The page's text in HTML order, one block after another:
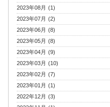
2023年08月 (1)
2023年07月 (2)
2023年06月 (8)
2023年05月 (8)
2023年04月 (9)
2023年03月 (10)
2023年02月 (7)
2023年01月 (1)
2022年12月 (3)